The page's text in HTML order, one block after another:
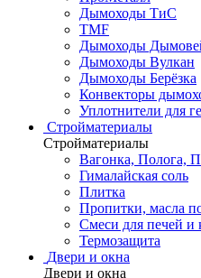
Дымоходы ТиС
TMF
Дымоходы
Дымоходы Вулкан
Дымоходы Берёзка
Конвекторы
Уплотнители для
Стройматериалы
Стройматериалы
Вагонка, Полога,
Гималайская соль
Плитка
Пропитки, масла
Смеси для печей и
Термозащита
Двери и окна
Двери и окна